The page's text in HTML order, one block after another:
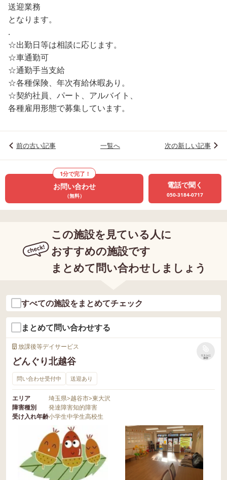
送迎業務
となります。
.
☆出勤日等は相談に応じます。
☆車通勤可
☆通勤手当支給
☆各種保険、年次有給休暇あり。
☆契約社員、パート、アルバイト、
各種雇用形態で募集しています。
前の古い記事 一覧へ 次の新しい記事
1分で完了！
お問い合わせ
（無料）
電話で聞く
050-3184-0717
この施設を見ている人に
おすすめの施設です
まとめて問い合わせしましょう
すべての施設をまとめてチェック
まとめて問い合わせする
放課後等デイサービス
どんぐり北越谷
リストに
保存
問い合わせ受付中 送迎あり
エリア 埼玉県>越谷市>東大沢
障害種別
発達障害知的障害
受け入れ年齢小学生中学生高校生